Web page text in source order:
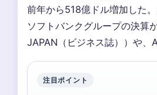
前年から518億ドル増加した。
ソフトバンクグループの決算
JAPAN（ビジネス誌））や、
注目ポイント